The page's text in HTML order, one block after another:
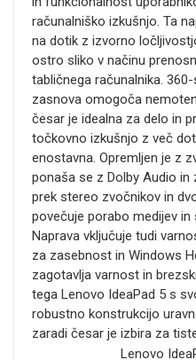
računalniško izkušnjo. Ta
na dotik z izvorno
ostro sliko v načinu
tabličnega računalnika.
zasnova omogoča
česar je idealna za delo in
točkovno izkušnjo z več
enostavna. Opremljen je z
ponaša se z Dolby Audio
prek stereo zvočnikov in
povečuje porabo medijev
Naprava vključuje tudi
za zasebnost in Windows
zagotavlja varnost in
tega Lenovo IdeaPad 5 s
robustno konstrukcijo
zaradi česar je izbira za
Lenovo